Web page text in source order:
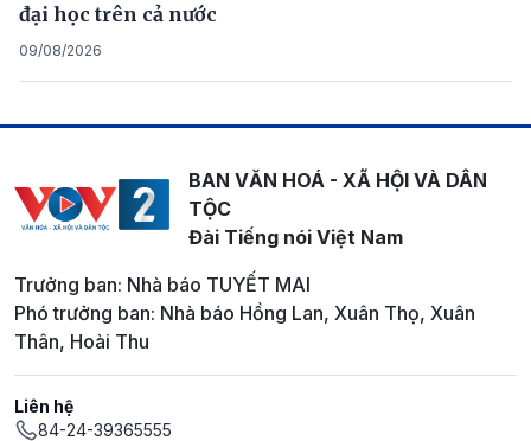
đại học trên cả nước
09/08/2026
BAN VĂN HOÁ - XÃ HỘI VÀ DÂN
TỘC
Đài Tiếng nói Việt Nam
Trưởng ban: Nhà báo TUYẾT MAI
Phó trưởng ban: Nhà báo Hồng Lan, Xuân Thọ, Xuân
Thân, Hoài Thu
Liên hệ
84-24-39365555